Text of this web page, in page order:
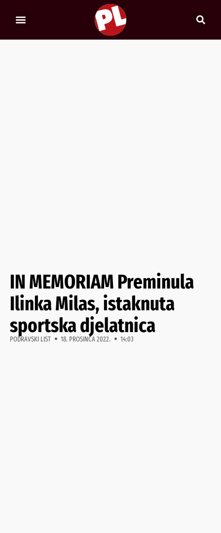
IN MEMORIAM Preminula
Ilinka Milas, istaknuta
sportska djelatnica
PODRAVSKI LIST 18. PROSINCA 2022. 14:03